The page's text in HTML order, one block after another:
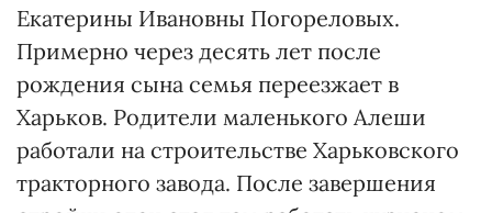
Екатерины Ивановны Погореловых.
Примерно через десять лет после
рождения сына семья переезжает в
Харьков. Родители маленького Алеши
работали на строительстве Харьковского
тракторного завода. После завершения